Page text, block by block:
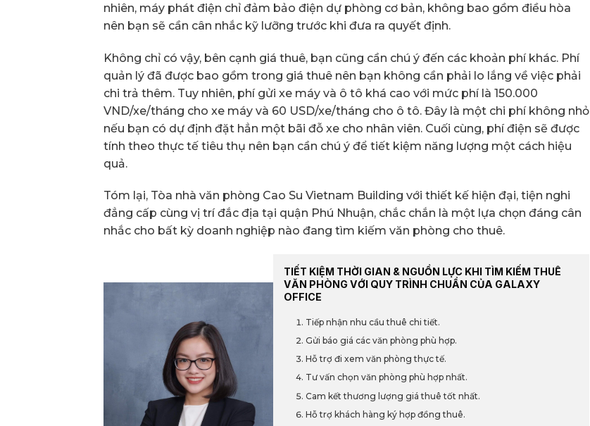
nhiên, máy phát điện chỉ đảm bảo điện dự phòng cơ bản, không bao gồm điều hòa
nên bạn sẽ cần cân nhắc kỹ lưỡng trước khi đưa ra quyết định.
Không chỉ có vậy, bên cạnh giá thuê, bạn cũng cần chú ý đến các khoản phí khác. Phí
quản lý đã được bao gồm trong giá thuê nên bạn không cần phải lo lắng về việc phải
chi trả thêm. Tuy nhiên, phí gửi xe máy và ô tô khá cao với mức phí là 150.000
VND/xe/tháng cho xe máy và 60 USD/xe/tháng cho ô tô. Đây là một chi phí không nhỏ
nếu bạn có dự định đặt hẳn một bãi đỗ xe cho nhân viên. Cuối cùng, phí điện sẽ được
tính theo thực tế tiêu thụ nên bạn cần chú ý để tiết kiệm năng lượng một cách hiệu
quả.
Tóm lại, Tòa nhà văn phòng Cao Su Vietnam Building với thiết kế hiện đại, tiện nghi
đẳng cấp cùng vị trí đắc địa tại quận Phú Nhuận, chắc chắn là một lựa chọn đáng cân
nhắc cho bất kỳ doanh nghiệp nào đang tìm kiếm văn phòng cho thuê.
TIẾT KIỆM THỜI GIAN & NGUỒN LỰC KHI TÌM KIẾM THUÊ
VĂN PHÒNG VỚI QUY TRÌNH CHUẨN CỦA GALAXY
OFFICE
Tiếp nhận nhu cầu thuê chi tiết.
Gửi báo giá các văn phòng phù hợp.
Hỗ trợ đi xem văn phòng thực tế.
Tư vấn chọn văn phòng phù hợp nhất.
Cam kết thương lượng giá thuê tốt nhất.
Hỗ trợ khách hàng ký hợp đồng thuê.